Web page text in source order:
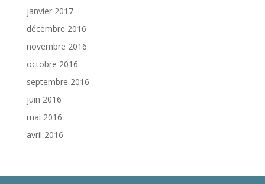
janvier 2017
décembre 2016
novembre 2016
octobre 2016
septembre 2016
juin 2016
mai 2016
avril 2016